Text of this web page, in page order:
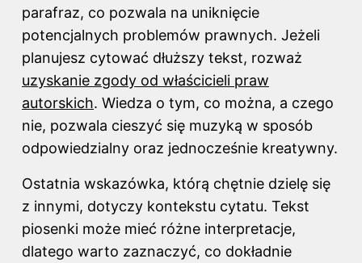
parafraz, co pozwala na uniknięcie
potencjalnych problemów prawnych. Jeżeli
planujesz cytować dłuższy tekst, rozważ
uzyskanie zgody od właścicieli praw
autorskich. Wiedza o tym, co można, a czego
nie, pozwala cieszyć się muzyką w sposób
odpowiedzialny oraz jednocześnie kreatywny.
Ostatnia wskazówka, którą chętnie dzielę się
z innymi, dotyczy kontekstu cytatu. Tekst
piosenki może mieć różne interpretacje,
dlatego warto zaznaczyć, co dokładnie